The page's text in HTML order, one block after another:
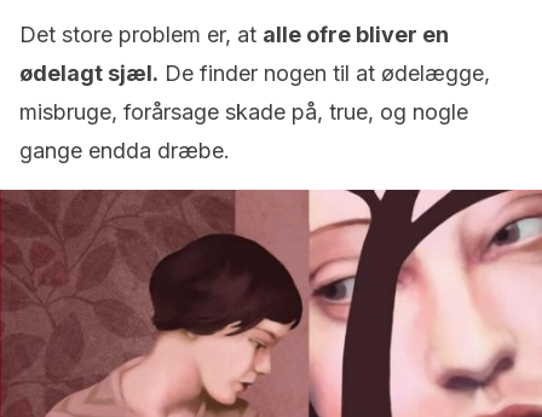
Det store problem er, at alle ofre bliver en
ødelagt sjæl. De finder nogen til at ødelægge,
misbruge, forårsage skade på, true, og nogle
gange endda dræbe.